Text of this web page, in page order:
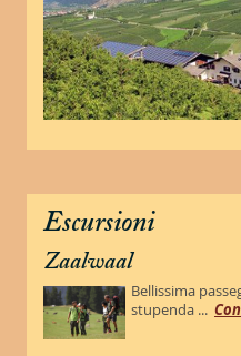
Escursioni
Zaalwaal
Bellissima
stupenda ...